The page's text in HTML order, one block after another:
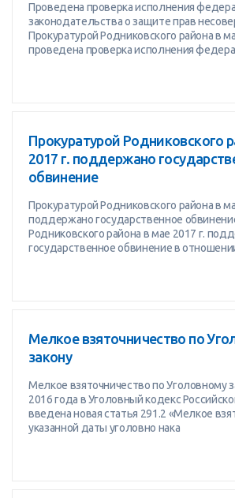
Проведена проверка исполнения
законодательства о защите прав
Прокуратурой Родниковского района в
проведена проверка исполнения
Прокуратурой Родниковского
2017 г. поддержано
обвинение
Прокуратурой Родниковского района в
поддержано государственное
Родниковского района в мае 2017 г.
государственное обвинение в
Мелкое взяточничество по
закону
Мелкое взяточничество по Уголовному
2016 года в Уголовный кодекс
введена новая статья 291.2 «Мелкое
указанной даты уголовно нака